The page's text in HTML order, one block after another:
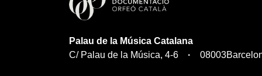
Palau de la Música Catalana
C/ Palau de la Música, 4-6
08003